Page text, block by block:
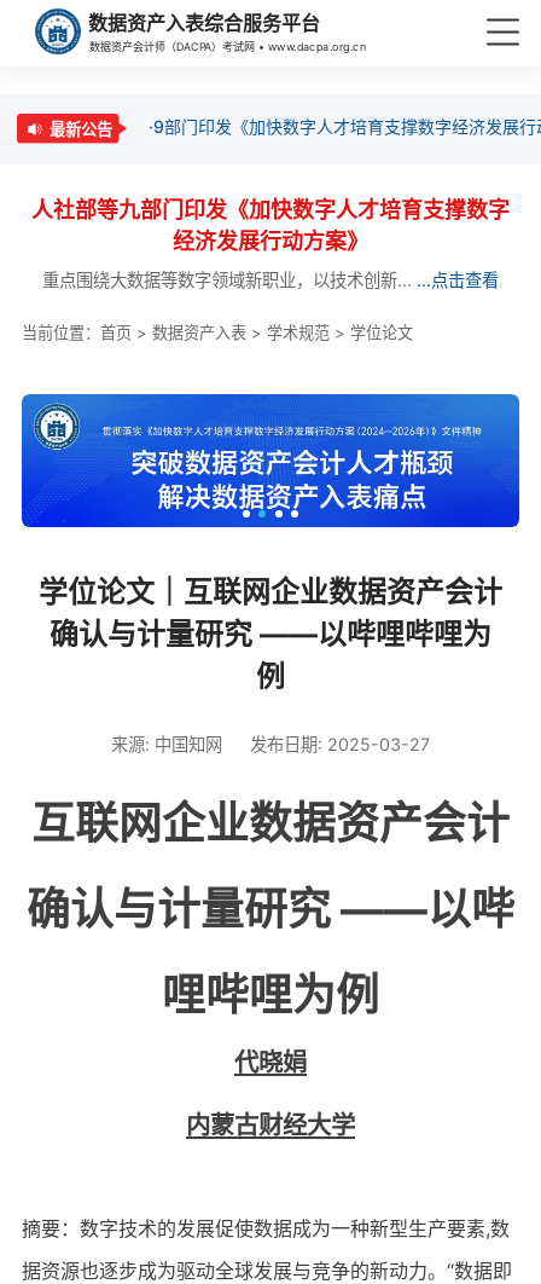
数据资产入表综合服务平台
数据资产会计师（DACPA）考试网 • www.dacpa.org.cn
最新公告 ·9部门印发《加快数字人才培育支撑数字经济发展
人社部等九部门印发《加快数字人才培育支撑数字
经济发展行动方案》
重点围绕大数据等数字领域新职业，以技术创新... ...点击查看
当前位置： 首页> 数据资产入表> 学术规范> 学位论文
学位论文｜互联网企业数据资产会计
确认与计量研究 ——以哔哩哔哩为
例
来源: 中国知网 发布日期: 2025-03-27
互联网企业数据资产会计
确认与计量研究 ——以哔
哩哔哩为例
代晓娟
内蒙古财经大学
摘要：数字技术的发展促使数据成为一种新型生产要素,数
据资源也逐步成为驱动全球发展与竞争的新动力。“数据即